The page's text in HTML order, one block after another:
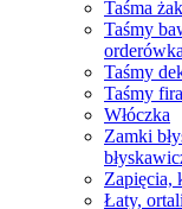
Taśma
Taśmy
orderówka
Taśmy
Taśmy
Włóczka
Zamki
Zapięcia,
Łaty,